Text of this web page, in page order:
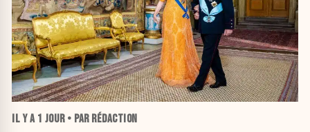
IL Y A 1 JOUR• PAR RÉDACTION